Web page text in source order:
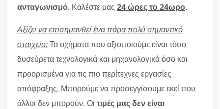
ανταγωνισμό. Καλέστε μας 24 ώρες το 24ωρο.
Αξίζει να επισημανθεί ένα πάρα πολύ σημαντικό
στοιχείο:Τα οχήματα που αξιοποιούμε είναι τόσο
δυσεύρετα τεχνολογικά και μηχανολογικά όσο και
προορισμένα για τις πιο περίτεχνες εργασίες
απόφραξης. Μπορούμε να προσεγγίσουμε εκεί που
άλλοι δεν μπορούν. Οι τιμές μας δεν είναι